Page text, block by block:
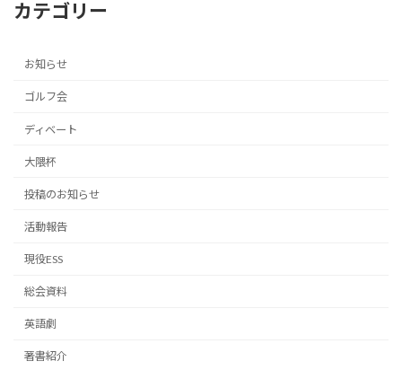
カテゴリー
お知らせ
ゴルフ会
ディベート
大隈杯
投稿のお知らせ
活動報告
現役ESS
総会資料
英語劇
著書紹介